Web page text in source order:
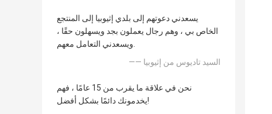
يسعدني دعوتهم إلى بلدي إثيوبيا إلى المنتجع
الخاص بي ، وهم رجال يعملون بجد ويسهلون حقًا ،
ويسعدني التعامل معهم.
—— السيد تاديوس من إثيوبيا
نحن في علاقة ما يقرب من 15 عامًا ، فهم
يخدمونك دائمًا بشكل أفضل!